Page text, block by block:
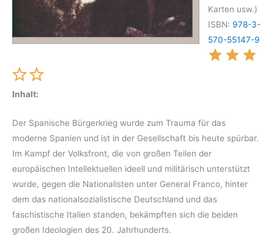
Karten usw.)
ISBN: 978-3-
570-55147-9
Inhalt:
Der Spanische Bürgerkrieg wurde zum Trauma für das
moderne Spanien und ist in der Gesellschaft bis heute spürbar.
Im Kampf der Volksfront, die von großen Teilen der
europäischen Intellektuellen ideell und militärisch unterstützt
wurde, gegen die Nationalisten unter General Franco, hinter
dem das nationalsozialistische Deutschland und das
faschistische Italien standen, bekämpften sich die beiden
großen Ideologien des 20. Jahrhunderts.